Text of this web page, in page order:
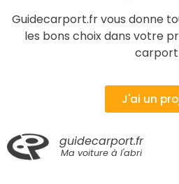
Guidecarport.fr vous donne
les bons choix dans votre
carport
J'ai un
guidecarport.fr
Ma voiture à l'abri